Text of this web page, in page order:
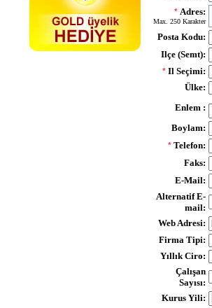
* Adres:
Max. 250 Karakter
Posta Kodu:
Ilçe (Semt):
* Il Seçimi:
Ülke:
Enlem :
Boylam:
* Telefon:
Faks:
E-Mail:
Alternatif E-
mail:
Web Adresi:
Firma Tipi:
Yıllık Ciro:
Çalışan
Sayısı:
Kurus Yili: